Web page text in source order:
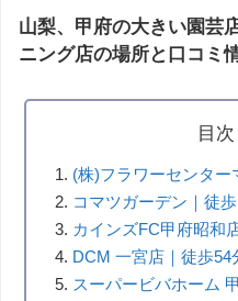
山梨、甲府の大きい園芸
ニング店の場所と口コミ
目次
(株)フラワーセンタ
コマツガーデン｜徒
カインズFC甲府昭和
DCM 一宮店｜徒歩54
スーパービバホーム